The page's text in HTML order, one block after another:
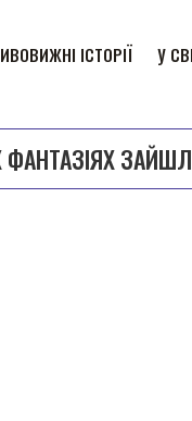
ІСТОРІЇ У
ФАНТАЗІЯХ